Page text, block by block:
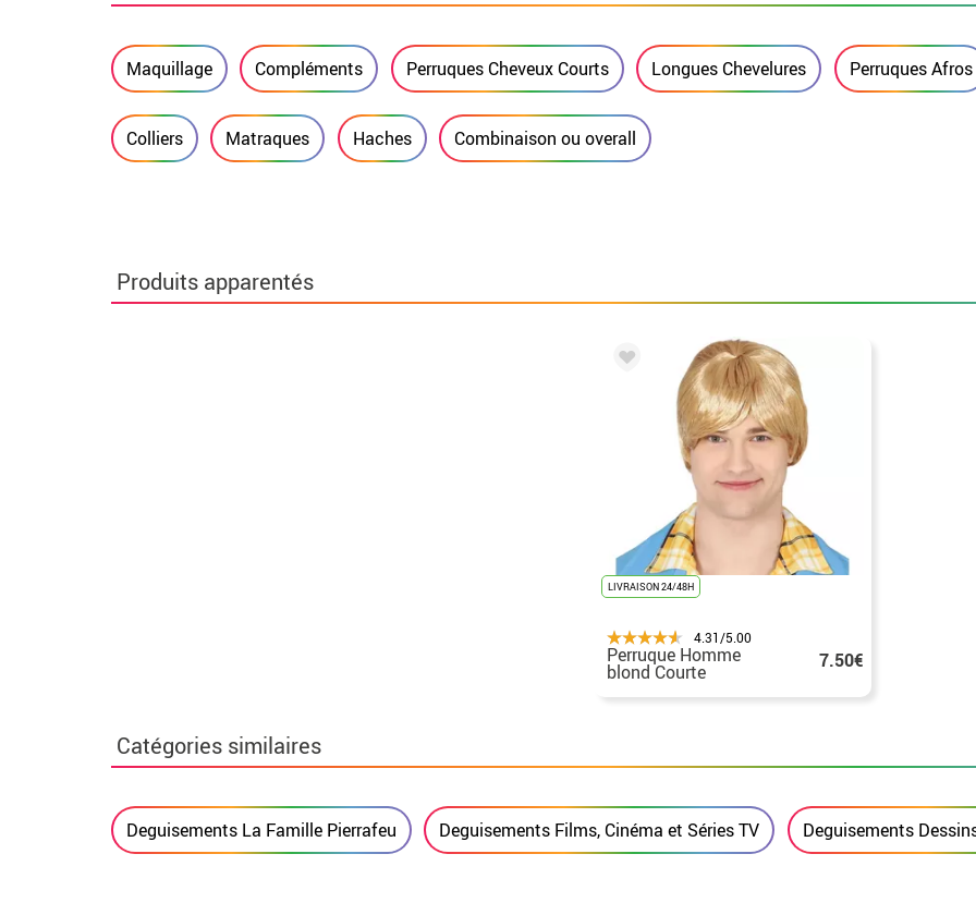
Maquillage Compléments Perruques Cheveux Courts Longues Chevelures Perruques Afros
Colliers Matraques Haches Combinaison ou overall
Produits apparentés
LIVRAISON 24/48H
4.31/5.00
Perruque Homme
blond Courte 7.50€
Catégories similaires
Deguisements La Famille Pierrafeu Deguisements Films, Cinéma et Séries TV Deguisements